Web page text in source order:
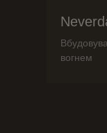
вогнем